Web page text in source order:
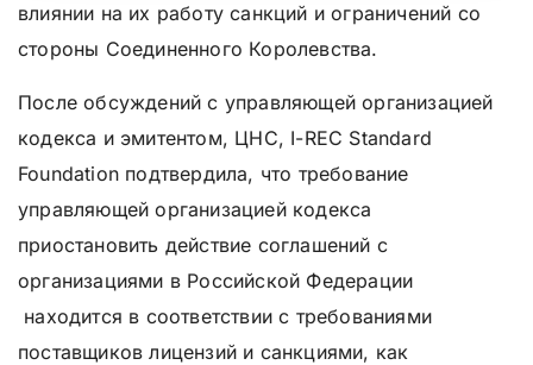
влиянии на их работу санкций и ограничений со
стороны Соединенного Королевства.
После обсуждений с управляющей организацией
кодекса и эмитентом, ЦНС, I-REC Standard
Foundation подтвердила, что требование
управляющей организацией кодекса
приостановить действие соглашений с
организациями в Российской Федерации
находится в соответствии с требованиями
поставщиков лицензий и санкциями, как